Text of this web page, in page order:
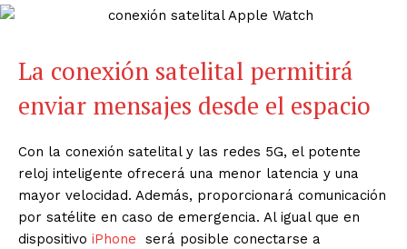
La conexión satelital permitirá
enviar mensajes desde el espacio
Con la conexión satelital y las redes 5G, el potente
reloj inteligente ofrecerá una menor latencia y una
mayor velocidad. Además, proporcionará comunicación
por satélite en caso de emergencia. Al igual que en
dispositivo iPhone será posible conectarse a